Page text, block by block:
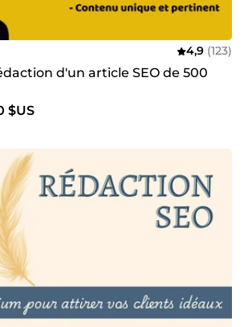
4,9 (123)
d'un article SEO de 500
$US